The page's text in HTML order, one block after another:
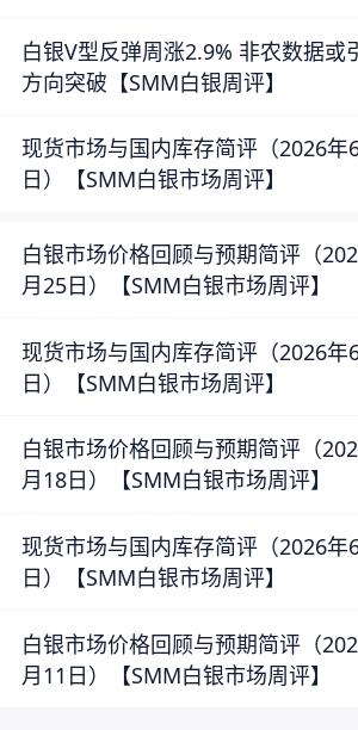
白银V型反弹周涨2.9% 非农数据或
方向突破【SMM白银周评】
现货市场与国内库存简评（2026年
日）【SMM白银市场周评】
白银市场价格回顾与预期简评（
月25日）【SMM白银市场周评】
现货市场与国内库存简评（2026年
日）【SMM白银市场周评】
白银市场价格回顾与预期简评（
月18日）【SMM白银市场周评】
现货市场与国内库存简评（2026年
日）【SMM白银市场周评】
白银市场价格回顾与预期简评（
月11日）【SMM白银市场周评】